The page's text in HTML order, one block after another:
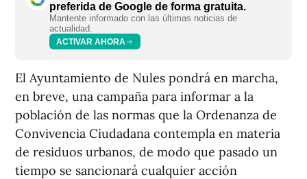
preferida de Google de forma gratuita.
Mantente informado con las últimas noticias de
actualidad.
ACTIVAR AHORA
El Ayuntamiento de Nules pondrá en marcha,
en breve, una campaña para informar a la
población de las normas que la Ordenanza de
Convivencia Ciudadana contempla en materia
de residuos urbanos, de modo que pasado un
tiempo se sancionará cualquier acción